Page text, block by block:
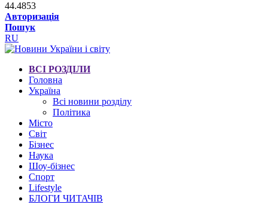
44.4853
Авторизація
Пошук
RU
ВСІ РОЗДІЛИ
Головна
Україна
Всі новини розділу
Політика
Місто
Світ
Бізнес
Наука
Шоу-бізнес
Спорт
Lifestyle
БЛОГИ ЧИТАЧІВ